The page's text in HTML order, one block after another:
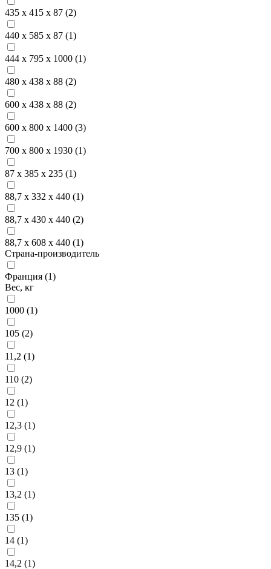
435 х 415 х 87 (2)
440 х 585 х 87 (1)
444 х 795 х 1000 (1)
480 х 438 х 88 (2)
600 х 438 х 88 (2)
600 х 800 х 1400 (3)
700 х 800 х 1930 (1)
87 х 385 х 235 (1)
88,7 х 332 х 440 (1)
88,7 х 430 х 440 (2)
88,7 х 608 х 440 (1)
Страна-производитель
Франция (1)
Вес, кг
1000 (1)
105 (2)
11,2 (1)
110 (2)
12 (1)
12,3 (1)
12,9 (1)
13 (1)
13,2 (1)
135 (1)
14 (1)
14,2 (1)